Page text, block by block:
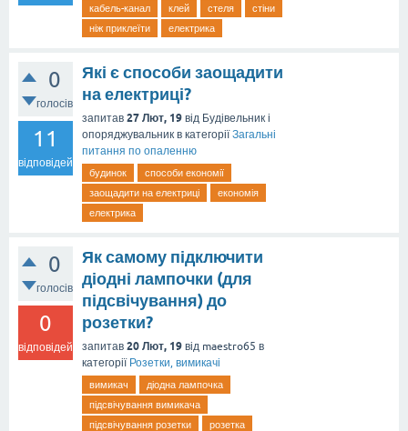
кабель-канал клей стеля
стіни
ніж приклеїти
електрика
0
голосів
11
відповідей
Які є способи заощадити
на електриці?
запитав 27 Лют, 19 від Будівельник і
опоряджувальник в категоріїЗагальні
питання по опаленню
будинок
способи економії
заощадити на електриці
економія
електрика
0
голосів
0
відповідей
Як самому підключити
діодні лампочки (для
підсвічування) до
розетки?
запитав 20 Лют, 19 від maestro65 в
категорії Розетки, вимикачі
вимикач
діодна лампочка
підсвічування вимикача
підсвічування розетки
розетка